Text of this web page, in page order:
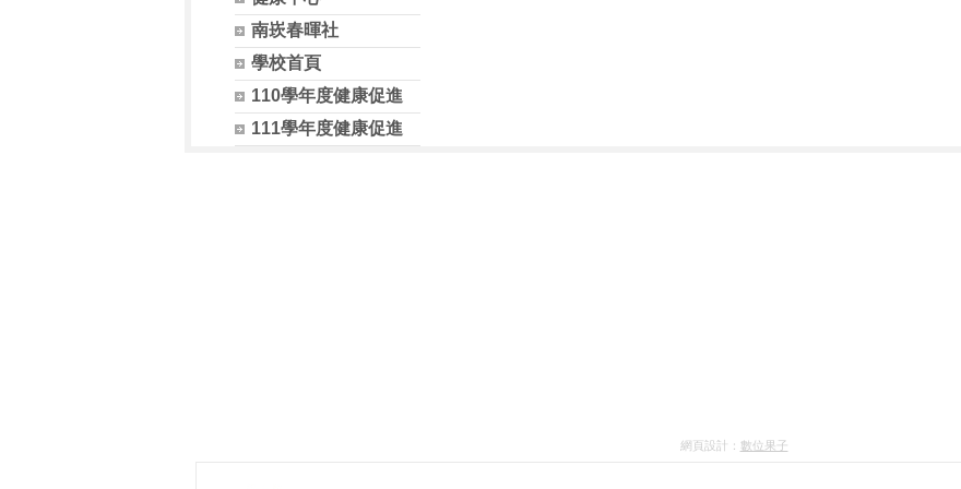
南崁春暉社
學校首頁
110學年度健康促進
111學年度健康促進
網頁設計： 數位果子